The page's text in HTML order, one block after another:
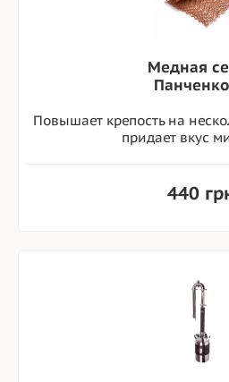
Медная
Повышает крепость на
придает вкус
440